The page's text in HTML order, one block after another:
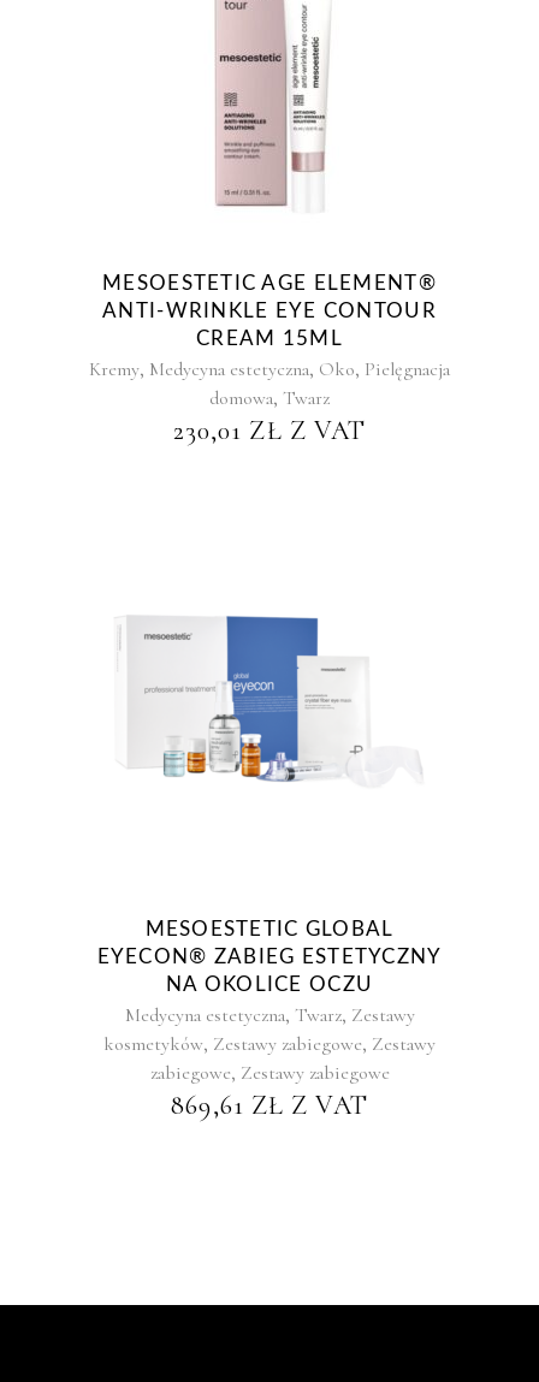
MESOESTETIC AGE ELEMENT®
ANTI-WRINKLE EYE CONTOUR
CREAM 15ML
Kremy, Medycyna estetyczna, Oko, Pielęgnacja
domowa, Twarz
230,01 ZŁ Z VAT
MESOESTETIC GLOBAL
EYECON® ZABIEG ESTETYCZNY
NA OKOLICE OCZU
Medycyna estetyczna, Twarz, Zestawy
kosmetyków, Zestawy zabiegowe, Zestawy
zabiegowe, Zestawy zabiegowe
869,61 ZŁ Z VAT